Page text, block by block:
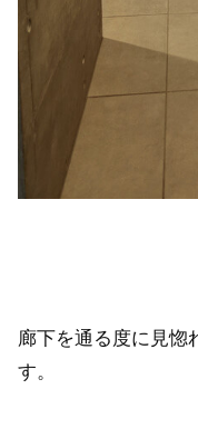
廊下を通る度に見惚
す。